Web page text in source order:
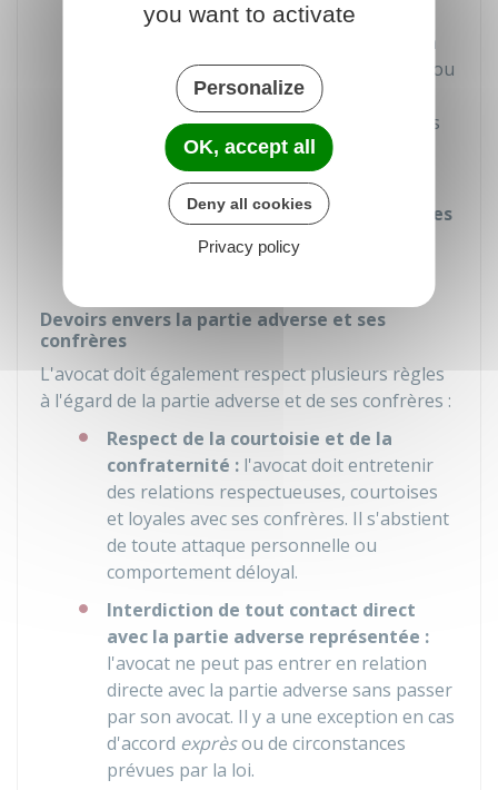
Obligation de mener l'affaire jusqu'à
son termesauf si vous l'en déchargez ou
s'il décide de ne pas poursuivre sa
mission. Dans ce dernier cas, il doit vous
en informer rapidement pour vous
permettre de changer d'avocat.
Obligation de vous restituer les pièces
dès que la procédure est
Devoirs envers la partie adverse et ses
confrères
L'avocat doit également respect plusieurs règles
à l'égard de la partie adverse et de ses confrères :
Respect de la courtoisie et de la
confraternité : l'avocat doit entretenir
des relations respectueuses, courtoises
et loyales avec ses confrères. Il s'abstient
de toute attaque personnelle ou
comportement déloyal.
Interdiction de tout contact direct
avec la partie adverse représentée :
l'avocat ne peut pas entrer en relation
directe avec la partie adverse sans passer
par son avocat. Il y a une exception en cas
d'accord exprèsou de circonstances
prévues par la loi.
you want to activate
Personalize
OK, accept all
Deny all cookies
Privacy policy